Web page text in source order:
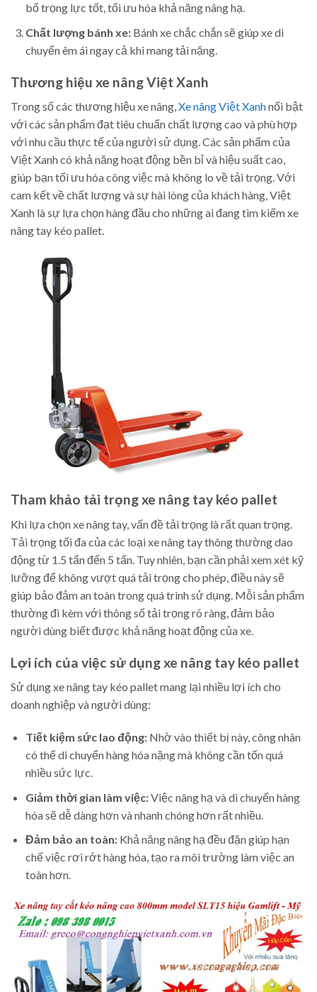
bổ trọng lực tốt, tối ưu hóa khả năng nâng hạ.
Chất lượng bánh xe:Bánh xe chắc chắn sẽ giúp xe di
chuyển êm ái ngay cả khi mang tải nặng.
Thương hiệu xe nâng Việt Xanh
Trong số các thương hiệu xe nâng,Xe nâng Việt Xanhnổi bật
với các sản phẩm đạt tiêu chuẩn chất lượng cao và phù hợp
với nhu cầu thực tế của người sử dụng. Các sản phẩm của
Việt Xanh có khả năng hoạt động bền bỉ và hiệu suất cao,
giúp bạn tối ưu hóa công việc mà không lo về tải trọng. Với
cam kết về chất lượng và sự hài lòng của khách hàng, Việt
Xanh là sự lựa chọn hàng đầu cho những ai đang tìm kiếm xe
nâng tay kéo pallet.
Tham khảo tải trọng xe nâng tay kéo pallet
Khi lựa chọn xe nâng tay, vấn đề tải trọng là rất quan trọng.
Tải trọng tối đa của các loại xe nâng tay thông thường dao
động từ 1.5 tấn đến 5 tấn. Tuy nhiên, bạn cần phải xem xét kỹ
lưỡng để không vượt quá tải trọng cho phép, điều này sẽ
giúp bảo đảm an toàn trong quá trình sử dụng. Mỗi sản phẩm
thường đi kèm với thông số tải trọng rõ ràng, đảm bảo
người dùng biết được khả năng hoạt động của xe.
Lợi ích của việc sử dụng xe nâng tay kéo pallet
Sử dụng xe nâng tay kéo pallet mang lại nhiều lợi ích cho
doanh nghiệp và người dùng:
Tiết kiệm sức lao động:Nhờ vào thiết bị này, công nhân
có thể di chuyển hàng hóa nặng mà không cần tốn quá
nhiều sức lực.
Giảm thời gian làm việc:Việc nâng hạ và di chuyển hàng
hóa sẽ dễ dàng hơn và nhanh chóng hơn rất nhiều.
Đảm bảo an toàn:Khả năng nâng hạ đều đặn giúp hạn
chế việc rơi rớt hàng hóa, tạo ra môi trường làm việc an
toàn hơn.